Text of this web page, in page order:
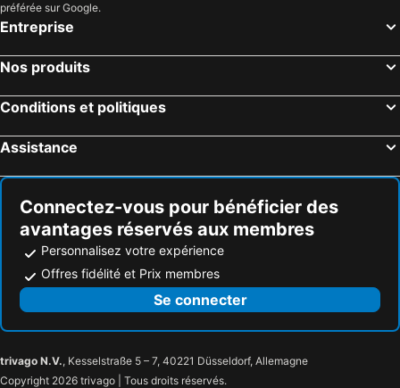
préférée sur Google.
Entreprise
Nos produits
Conditions et politiques
Assistance
Connectez-vous pour bénéficier des
avantages réservés aux membres
Personnalisez votre expérience
Offres fidélité et Prix membres
Se connecter
trivago N.V., Kesselstraße 5 – 7, 40221 Düsseldorf, Allemagne
Copyright 2026 trivago | Tous droits réservés.